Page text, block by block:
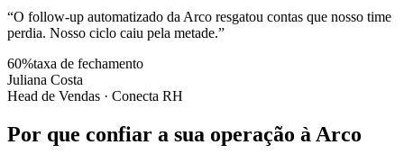
“O follow-up automatizado da Arco resgatou contas que nosso time
perdia. Nosso ciclo caiu pela metade.”
60%taxa de fechamento
Juliana Costa
Head de Vendas · Conecta RH
Por que confiar a sua operação à Arco